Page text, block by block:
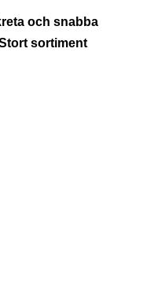
och snabba
sortiment